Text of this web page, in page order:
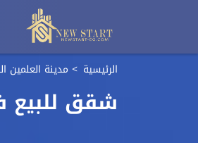
الرئيسية مدينة العلمين
شقق للبيع